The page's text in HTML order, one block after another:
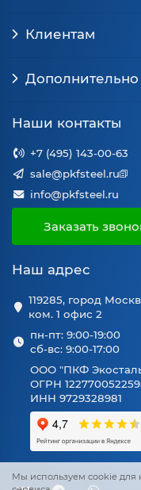
Мы используем cookie для
Клиентам
Дополнительно
Наши контакты
+7 (495) 143-00-63
sale@pkfsteel.ru
info@pkfsteel.ru
Заказать
Наш адрес
119285, город
ком. 1 офис 2
пн-пт: 9:00-19:00
сб-вс: 9:00-17:00
ООО "ПКФ
ОГРН
ИНН 9729328981